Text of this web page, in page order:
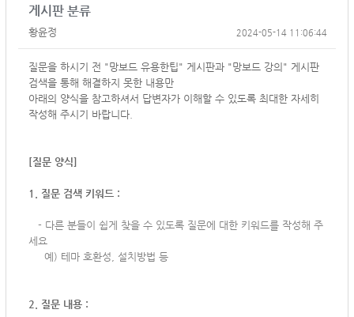
게시판 분류
황윤정 2024-05-14 11:06:44
질문을 하시기 전 "망보드 유용한팁" 게시판과 "망보드 강의" 게시판
검색을 통해 해결하지 못한 내용만
아래의 양식을 참고하셔서 답변자가 이해할 수 있도록 최대한 자세히
작성해 주시기 바랍니다.
[질문 양식]
1. 질문 검색 키워드 :
- 다른 분들이 쉽게 찾을 수 있도록 질문에 대한 키워드를 작성해 주
세요
예) 테마 호환성, 설치방법 등
2. 질문 내용 :